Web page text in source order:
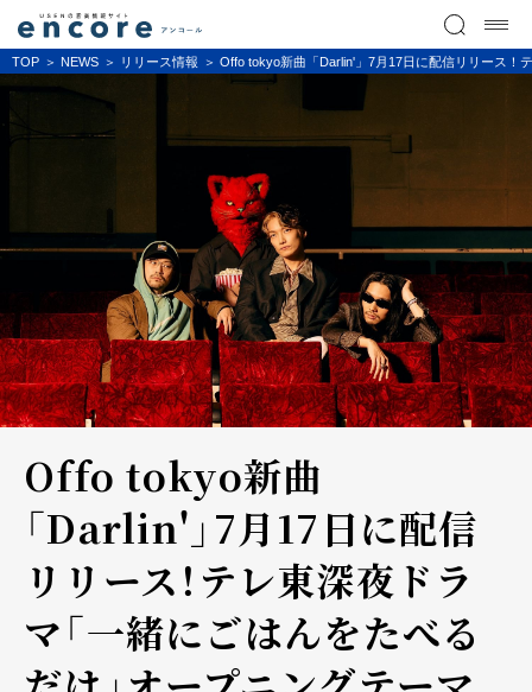
TOP NEWS リリース情報 Offo tokyo新曲「Darlin'」7月17日に配信リリース！
Offo tokyo新曲
「Darlin'」7月17日に配信
リリース！テレ東深夜ドラ
マ「一緒にごはんをたべる